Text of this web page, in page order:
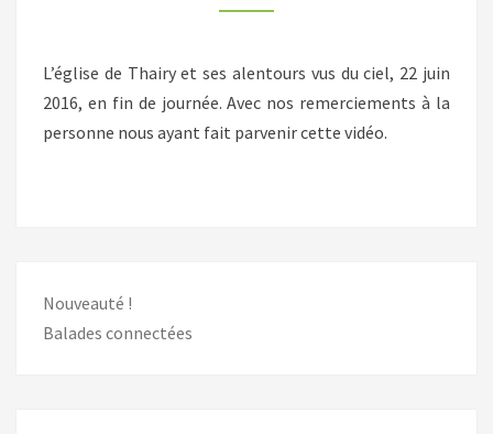
CIEL
L’église de Thairy et ses alentours vus du ciel, 22 juin
2016, en fin de journée. Avec nos remerciements à la
personne nous ayant fait parvenir cette vidéo.
Nouveauté !
Balades connectées